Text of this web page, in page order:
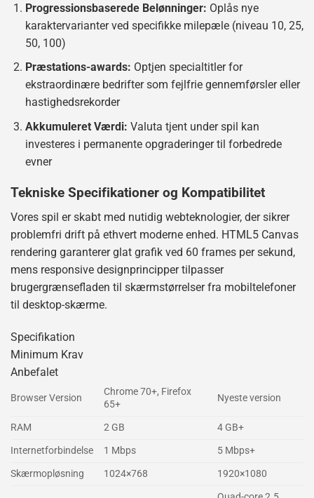
Progressionsbaserede Belønninger: Oplås nye
karaktervarianter ved specifikke milepæle (niveau 10, 25,
50, 100)
Præstations-awards: Optjen specialtitler for
ekstraordinære bedrifter som fejlfrie gennemførsler eller
hastighedsrekorder
Akkumuleret Værdi: Valuta tjent under spil kan
investeres i permanente opgraderinger til forbedrede
evner
Tekniske Specifikationer og Kompatibilitet
Vores spil er skabt med nutidig webteknologier, der sikrer
problemfri drift på ethvert moderne enhed. HTML5 Canvas
rendering garanterer glat grafik ved 60 frames per sekund,
mens responsive designprincipper tilpasser
brugergrænsefladen til skærmstørrelser fra mobiltelefoner
til desktop-skærme.
Specifikation
Minimum Krav
Anbefalet
Browser Version
Chrome 70+, Firefox
65+
Nyeste version
RAM 2 GB
4 GB+
Internetforbindelse
1 Mbps
5 Mbps+
Skærmopløsning
1024×768 1920×1080